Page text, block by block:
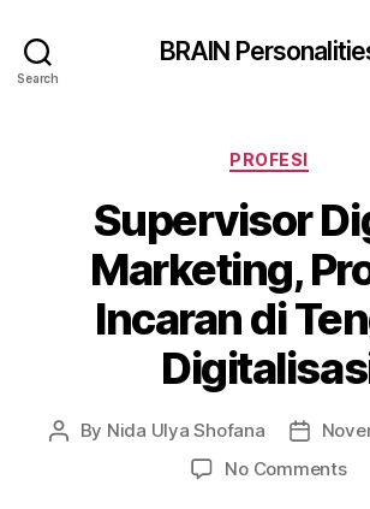
Search
BRAIN
Categories
PROFESI
Supervisor
Marketing,
Incaran di
Post
By Nida Ulya Shofana
Post
No Commentson